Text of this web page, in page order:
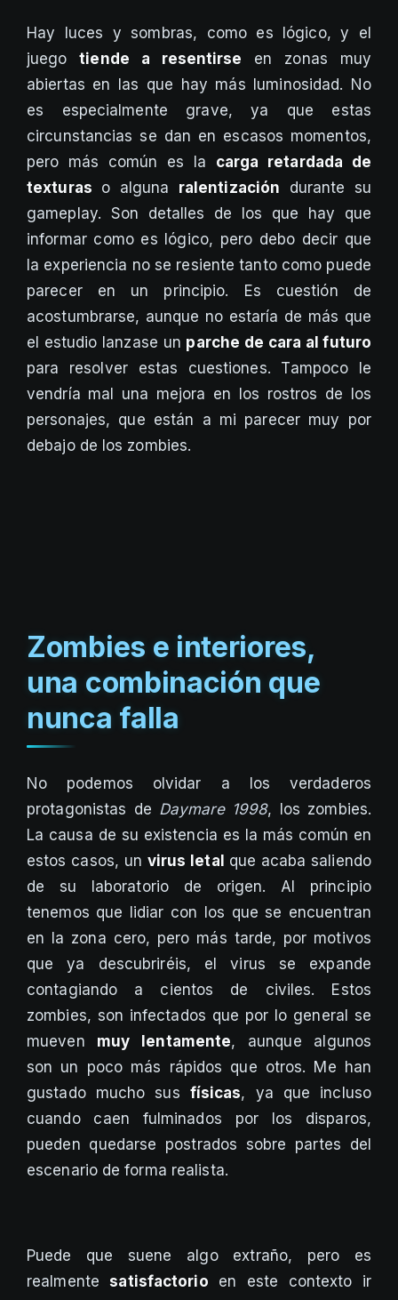
Hay luces y sombras, como es lógico, y el
juegotiende a resentirse en zonas muy
abiertas en las que hay más luminosidad. No
es especialmente grave, ya que estas
circunstancias se dan en escasos momentos,
pero más común es la carga retardada de
texturas o alguna ralentización durante su
gameplay. Son detalles de los que hay que
informar como es lógico, pero debo decir que
la experiencia no se resiente tanto como puede
parecer en un principio. Es cuestión de
acostumbrarse, aunque no estaría de más que
el estudio lanzase un parche de cara al futuro
para resolver estas cuestiones. Tampoco le
vendría mal una mejora en los rostros de los
personajes, que están a mi parecer muy por
debajo de los zombies.
Zombies e interiores,
una combinación que
nunca falla
No podemos olvidar a los verdaderos
protagonistas de Daymare 1998, los zombies.
La causa de su existencia es la más común en
estos casos, un virus letal que acaba saliendo
de su laboratorio de origen. Al principio
tenemos que lidiar con los que se encuentran
en la zona cero, pero más tarde, por motivos
que ya descubriréis, el virus se expande
contagiando a cientos de civiles. Estos
zombies, son infectados que por lo general se
mueven muy lentamente, aunque algunos
son un poco más rápidos que otros. Me han
gustado mucho sus físicas, ya que incluso
cuando caen fulminados por los disparos,
pueden quedarse postrados sobre partes del
escenario de forma realista.
Puede que suene algo extraño, pero es
realmentesatisfactorio en este contexto ir